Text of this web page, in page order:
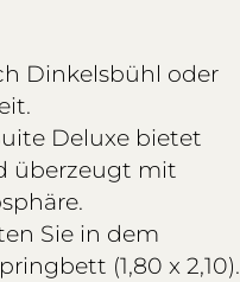
Dinkelsbühl oder
Deluxe bietet
überzeugt mit
Sie in dem
(1,80 x 2,10).